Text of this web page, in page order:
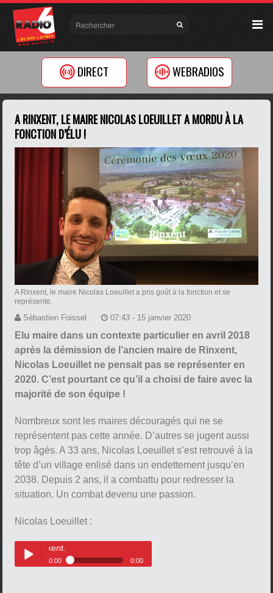
DIRECT WEBRADIOS
A RINXENT, LE MAIRE NICOLAS LOEUILLET A MORDU À LA
FONCTION D’ÉLU !
A Rinxent, le maire Nicolas Loeuillet a pris goût à la fonction et se
représente.
Sébastien Foissel 07:43 - 15 janvier 2020
Elu maire dans un contexte particulier en avril 2018
après la démission de l’ancien maire de Rinxent,
Nicolas Loeuillet ne pensait pas se représenter en
2020. C’est pourtant ce qu’il a choisi de faire avec la
majorité de son équipe !
Nombreux sont les maires découragés qui ne se
représentent pas cette année. D’autres se jugent aussi
trop âgés. A 33 ans, Nicolas Loeuillet s’est retrouvé à la
tête d’un village enlisé dans un endettement jusqu’en
2038. Depuis 2 ans, il a combattu pour redresser la
situation. Un combat devenu une passion.
Nicolas Loeuillet :
0:00 0:00